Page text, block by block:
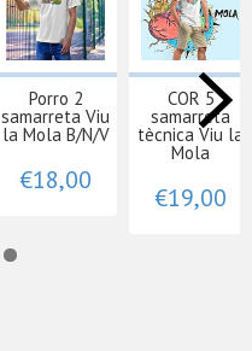
Porro 2
samarreta Viu
la Mola B/N/V
€18,00
COR 5
samarreta
tècnica Viu la
Mola
€19,00